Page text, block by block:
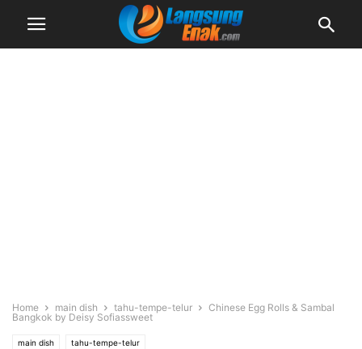
Home main dish tahu-tempe-telur
Chinese Egg Rolls & Sambal
Bangkok by Deisy Sofiassweet
main dish tahu-tempe-telur